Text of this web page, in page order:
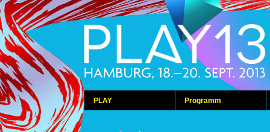
PLAY Programm